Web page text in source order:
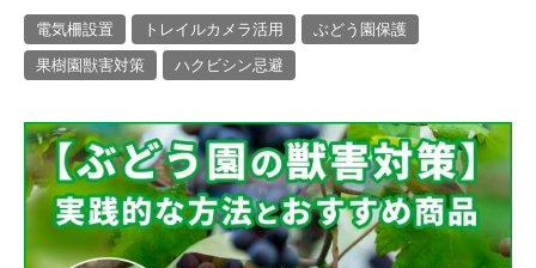
熊出没地域の対策法！安全な
アウトドアライフを送るため
ハクビシン対策の決定版「ハ
クビシン被害を減らすため
電気柵設置 トレイルカメラ活用
ぶどう園保護
果樹園獣害対策
ハクビシン忌避